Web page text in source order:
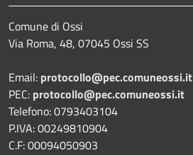
Comune di Ossi
Via Roma, 48, 07045 Ossi SS
Email: protocollo@pec.comuneossi.it
PEC: protocollo@pec.comuneossi.it
Telefono: 0793403104
P.IVA: 00249810904
C.F: 00094050903